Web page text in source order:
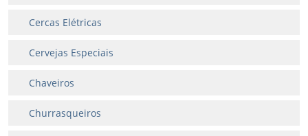
Cercas Elétricas
Cervejas Especiais
Chaveiros
Churrasqueiros